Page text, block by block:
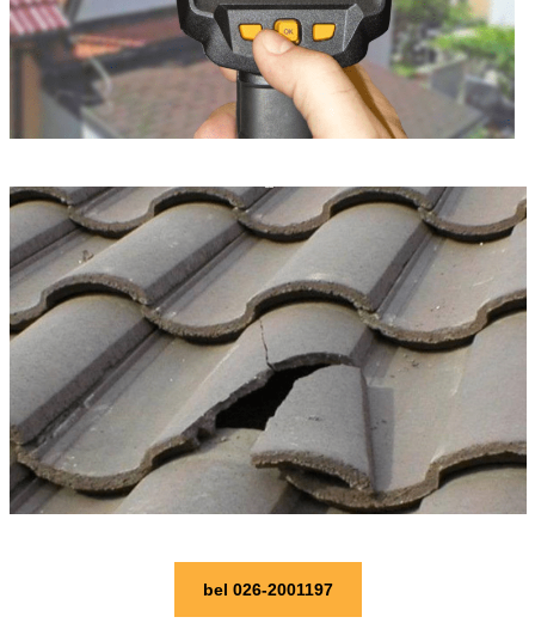
bel 026-2001197